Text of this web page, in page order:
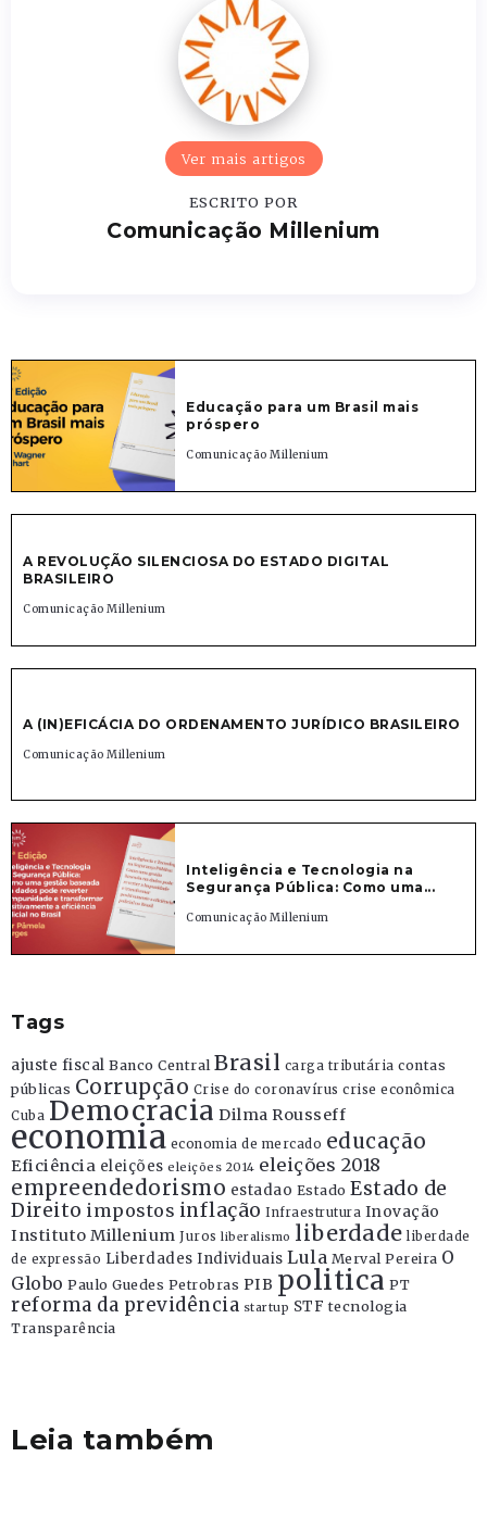
Ver mais artigos
ESCRITO POR
Comunicação Millenium
Educação para um Brasil mais
próspero
Comunicação Millenium
A REVOLUÇÃO SILENCIOSA DO ESTADO DIGITAL
BRASILEIRO
Comunicação Millenium
A (IN)EFICÁCIA DO ORDENAMENTO JURÍDICO BRASILEIRO
Comunicação Millenium
Inteligência e Tecnologia na
Segurança Pública: Como uma...
Comunicação Millenium
Tags
ajuste fiscal Banco Central Brasil carga tributária contas
públicas Corrupção Crise do coronavírus crise econômica
Cuba Democracia Dilma Rousseff
economia economia de mercado educação
Eficiência eleições eleições 2014 eleições 2018
empreendedorismo estadao Estado Estado de
Direito impostos inflação Infraestrutura Inovação
Instituto Millenium Juros liberalismo liberdade liberdade
de expressão Liberdades Individuais Lula Merval Pereira O
Globo Paulo Guedes Petrobras PIB politica PT
reforma da previdência startup STF tecnologia
Transparência
Leia também